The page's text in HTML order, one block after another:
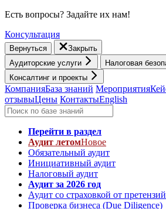
Есть вопросы? Задайте их нам!
Консультация
Вернуться
Закрыть
Аудиторские услуги
Налоговая
Консалтинг и проекты
КомпанияБаза знаний Мероприятия
отзывыЦены КонтактыEnglish
Перейти в раздел
Аудит летомНовое
Обязательный аудит
Инициативный аудит
Налоговый аудит
Аудит за 2026 год
Аудит со страховкой от
Проверка бизнеса (Due Diligence)